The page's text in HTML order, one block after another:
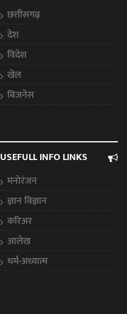
छत्तीसगढ़
देश
विदेश
खेल
बिजनेस
USEFULL INFO LINKS
मनोरंजन
ज्ञान विज्ञान
करिअर
आलेख
धर्म-अध्यात्म